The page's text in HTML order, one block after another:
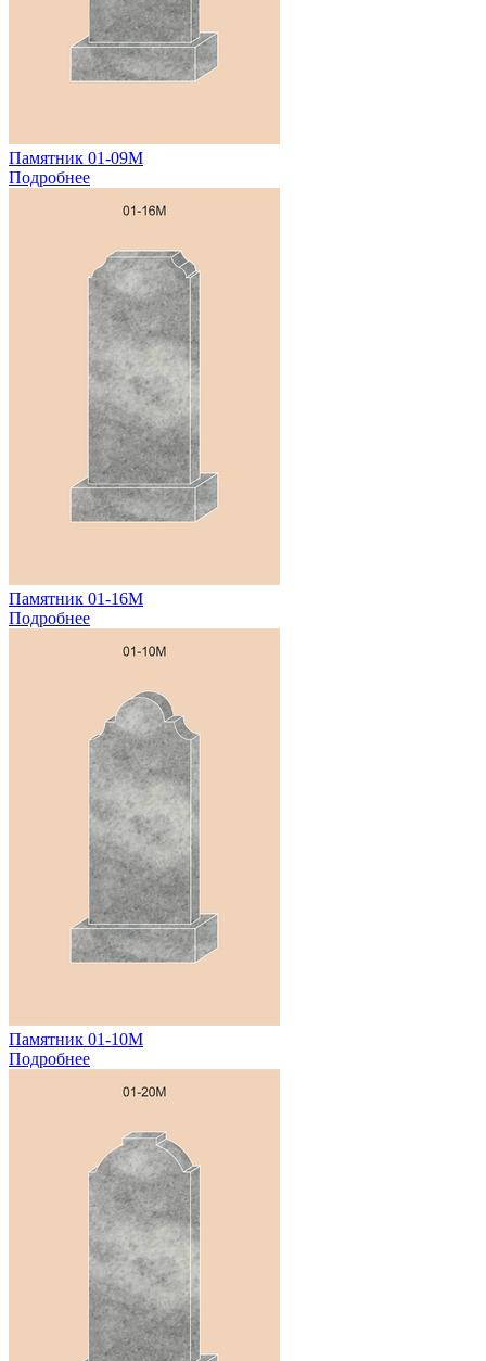
Памятник 01-09М
Подробнее
Памятник 01-16М
Подробнее
Памятник 01-10М
Подробнее